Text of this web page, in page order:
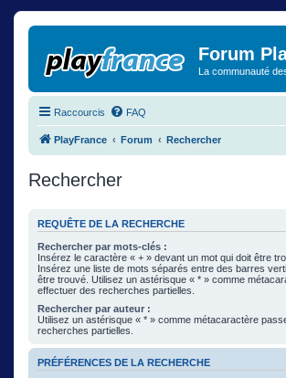
Forum
La communauté
Raccourcis FAQ
PlayFrance Forum Rechercher
Rechercher
REQUÊTE DE LA RECHERCHE
Rechercher par mots-clés :
Insérez le caractère « + » devant un mot qui doit être
Insérez une liste de mots séparés entre des barres
être trouvé. Utilisez un astérisque « * » comme
effectuer des recherches partielles.
Rechercher par auteur :
Utilisez un astérisque « * » comme métacaractère
recherches partielles.
PRÉFÉRENCES DE LA RECHERCHE